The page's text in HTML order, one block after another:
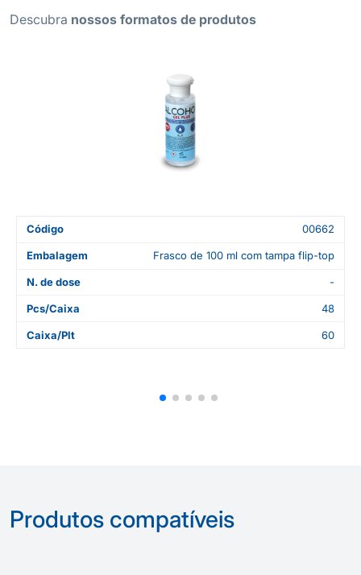
Descubra nossos formatos de produtos
Código 00662
Embalagem Frasco de 100 ml com tampa flip-top
N. de dose -
Pcs/Caixa 48
Caixa/Plt 60
Produtos compatíveis